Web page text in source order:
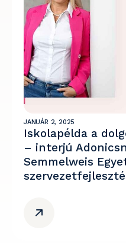
JANUÁR 2, 2025
Iskolapélda a
– interjú
Semmelweis